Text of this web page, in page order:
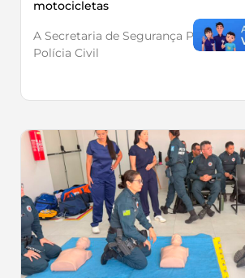
motocicletas
A Secretaria de Segurança Pública,
Polícia Civil